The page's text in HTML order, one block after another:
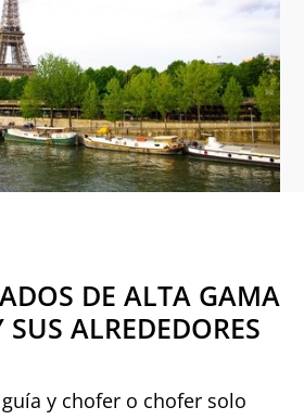
DE ALTA GAMA
SUS ALREDEDORES
y chofer o chofer solo